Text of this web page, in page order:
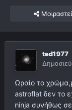
ted1977
Ωραίο το
astroflat δεν το
ninja συνήθως